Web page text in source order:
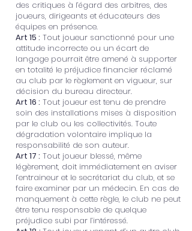
des critiques à l’égard des arbitres, des
joueurs, dirigeants et éducateurs des
équipes en présence.
Art 15 : Tout joueur sanctionné pour une
attitude incorrecte ou un écart de
langage pourrait être amené à supporter
en totalité le préjudice financier réclamé
au club par le règlement en vigueur, sur
décision du bureau directeur.
Art 16 : Tout joueur est tenu de prendre
soin des installations mises à disposition
par le club ou les collectivités. Toute
dégradation volontaire implique la
responsabilité de son auteur.
Art 17 : Tout joueur blessé, même
légèrement, doit immédiatement en aviser
l’entraineur et le secrétariat du club, et se
faire examiner par un médecin. En cas de
manquement à cette règle, le club ne peut
être tenu responsable de quelque
préjudice subi par l’intéressé.